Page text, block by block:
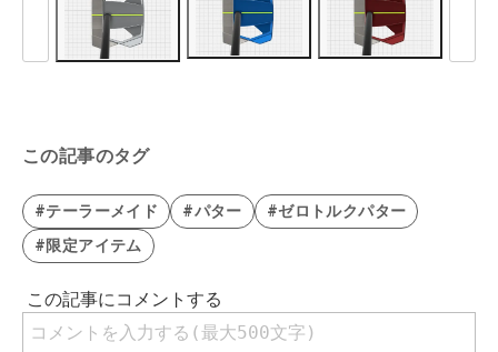
この記事のタグ
#テーラーメイド #パター
#ゼロトルクパター
#限定アイテム